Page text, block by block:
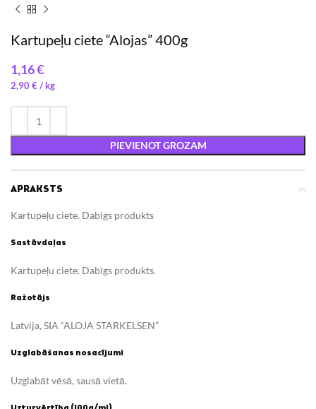
Kartupeļu ciete “Alojas” 400g
€
2,90€/
PIEVIENOT GROZAM
APRAKSTS
Kartupeļu ciete. Dabīgs produkts
Sastāvdaļas
Kartupeļu ciete. Dabīgs produkts.
Ražotājs
Latvija, SIA “ALOJA STARKELSEN”
Uzglabāšanas nosacījumi
Uzglabāt vēsā, sausā vietā.